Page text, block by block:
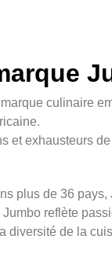
culinaire
et exhausteurs
plus de 36
Jumbo reflète
diversité de la